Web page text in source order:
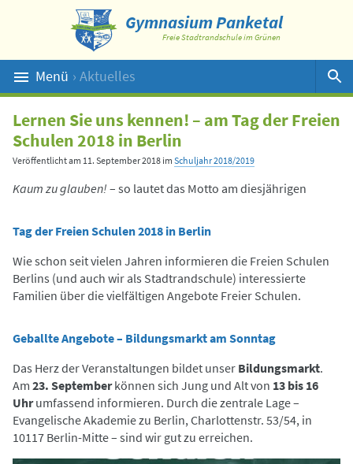
Gymnasium Panketal
Freie Stadtrandschule im Grünen
Menü › Aktuelles
Suche
Lernen Sie uns kennen! – am Tag der Freien
Schulen 2018 in Berlin
Veröffentlicht am 11. September 2018 im Schuljahr 2018/2019
Kaum zu glauben! – so lautet das Motto am diesjährigen
Tag der Freien Schulen 2018 in Berlin
Wie schon seit vielen Jahren informieren die Freien Schulen
Berlins (und auch wir als Stadtrandschule) interessierte
Familien über die vielfältigen Angebote Freier Schulen.
Geballte Angebote – Bildungsmarkt am Sonntag
Das Herz der Veranstaltungen bildet unser Bildungsmarkt.
Am 23. Septemberkönnen sich Jung und Alt von 13 bis 16
Uhrumfassend informieren. Durch die zentrale Lage –
Evangelische Akademie zu Berlin, Charlottenstr. 53/54, in
10117 Berlin-Mitte – sind wir gut zu erreichen.